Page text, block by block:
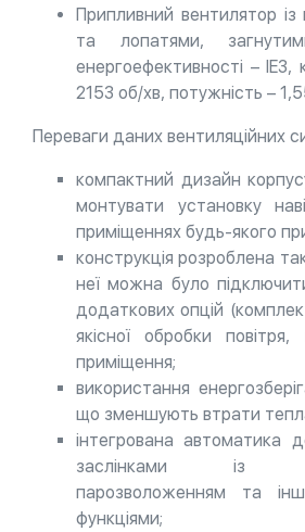
Припливний вентилятор
та лопатями,
енергоефективності – IE3,
2153 об/хв, потужність –
Переваги даних вентиляційних
компактний дизайн
монтувати установку
приміщеннях будь-якого
конструкція розроблена
неї можна було
додаткових опцій
якісної обробки
приміщення;
використання
що зменшують втрати
інтегрована автоматика
заслінками із
парозволоженням та
функціями;